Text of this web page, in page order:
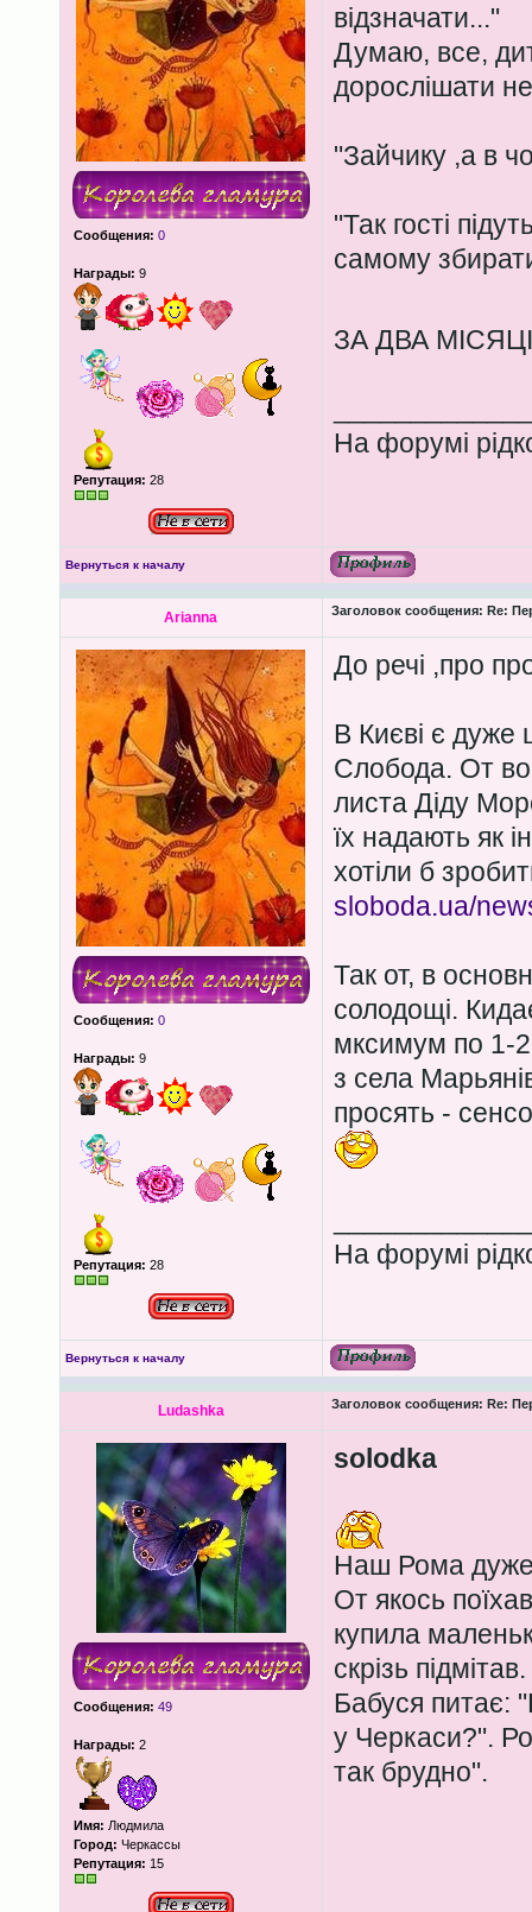
Сообщения: 0
Награды: 9
Репутация: 28
відзначати..."
Думаю, все,
дорослішати
"Зайчику ,а в
"Так гості
самому
ЗА ДВА
На форумі
Вернуться к началу
Arianna Заголовок сообщения: Re:
Сообщения: 0
Награды: 9
Репутация: 28
До речі ,про
В Києві є дуже
Слобода. От
листа Діду
їх надають як
хотіли б
sloboda.ua/
Так от, в
солодощі.
мксимум по 1-2
з села
просять -
На форумі
Вернуться к началу
Ludashka Заголовок сообщения: Re:
Сообщения: 49
Награды: 2
Имя: Людмила
Город: Черкассы
Репутация: 15
solodka
Наш Рома дуже
От якось
купила
скрізь
Бабуся питає:
у Черкаси?".
так брудно".